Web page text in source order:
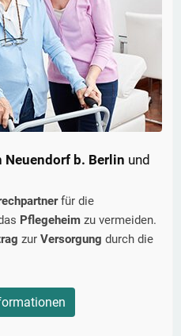
Neuendorf b. Berlin und
für die
Pflegeheim zu vermeiden.
zur Versorgung durch die